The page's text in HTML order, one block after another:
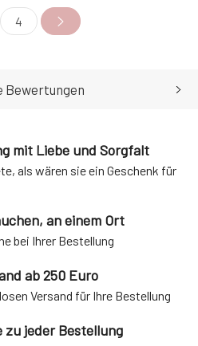
ätherischem Copaibaöl und
weiteren unterstützenden
Inhaltsstoffen macht sie zu
beanspruchte und
4
Bewertungen
mit Liebe und Sorgfalt
als wären sie ein Geschenk für
an einem Ort
bei Ihrer Bestellung
ab 250 Euro
Versand für Ihre Bestellung
zu jeder Bestellung